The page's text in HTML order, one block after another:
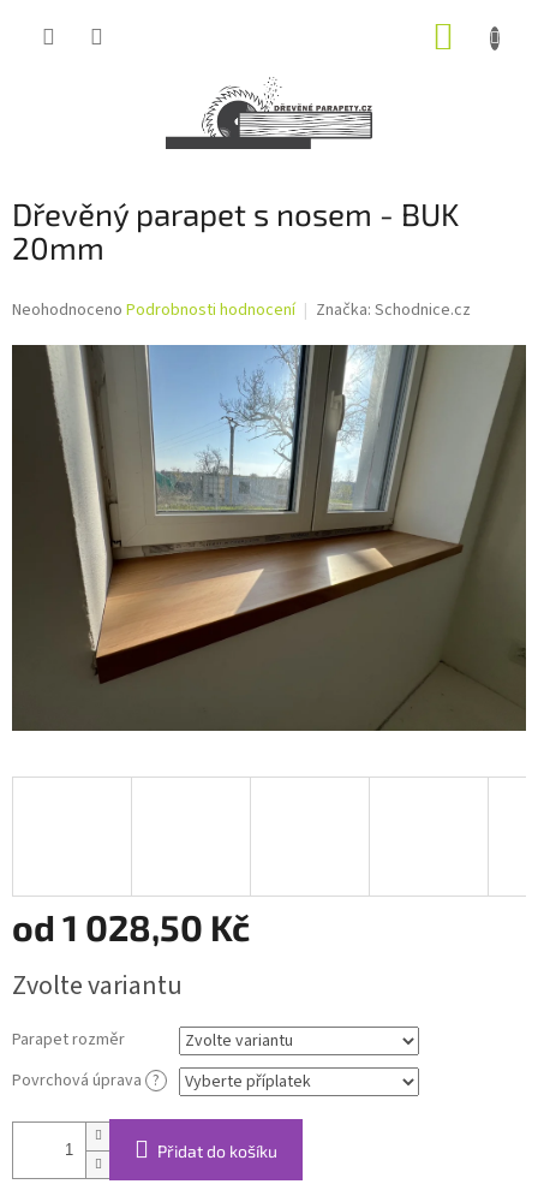
Dřevěný parapet s nosem - BUK
20mm
Průměrné
produktu
hvězdiček.
Neohodnoceno Podrobnosti hodnocení Značka: Schodnice.cz
od 1 028,50 Kč
cena:
Zvolte variantu
Parapet rozměr
Povrchová úprava ?
Přidat do košíku